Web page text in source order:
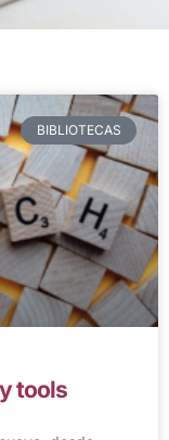
BIBLIOTECAS
tools